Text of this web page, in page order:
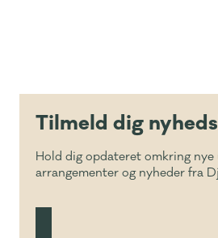
Tilmeld dig
Hold dig opdateret omkring nye
arrangementer og nyheder fra